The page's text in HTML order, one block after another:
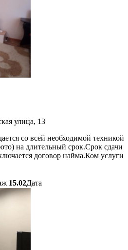
улица, 13
со всей необходимой техникой
на длительный срок.Срок сдачи
договор найма.Ком услуги
15.02Дата